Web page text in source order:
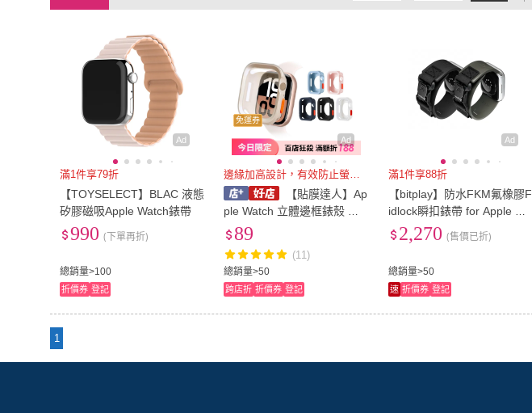
Ad
滿1件享79折
【TOYSELECT】BLAC 液態
矽膠磁吸Apple Watch錶帶
總銷量>100
990 (下單再折)
折價券 登記
Ad
免運券
邊緣加高設計，有效防止螢幕損傷
【貼膜達人】Ap
ple Watch 立體邊框錶殼 矽
膠軟殼 手錶保護殼 防摔殼
0mm
總銷量>50
89
(11)
跨店折 折價券 登記
Ad
滿1件享88折
【bitplay】防水FKM氟橡膠F
idlock瞬扣錶帶 for Apple Wa
tch Ultra/46-44 mm (智慧穿
戴/運動)
總銷量>50
2,270 (售價已折)
速 折價券 登記
1